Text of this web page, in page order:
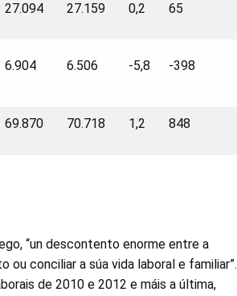
27.094 27.159 0,2 65
6.904 6.506 -5,8 -398
69.870 70.718 1,2 848
“un descontento enorme entre a
conciliar a súa vida laboral e familiar”.
de 2010 e 2012 e máis a última,